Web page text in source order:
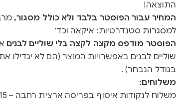
התוצאה!
המחיר עבור הפוסטר בלבד ולא כולל מסגור,
למסגרות סטנדרטיות: איקאה וכד׳
הפוסטר מודפס מקצה לקצה בלי שוליים לבנים
שוליים לבנים באפשרויות המוצר (הם לא יגדילו
בגודל הנבחר) .
משלוחים:
משלוח לנקודות איסוף בפריסה ארצית רחבה – 15 ש"ח